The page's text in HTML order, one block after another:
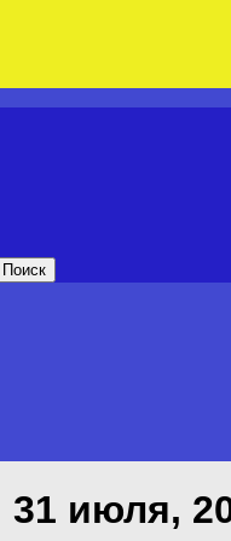
31 июля,